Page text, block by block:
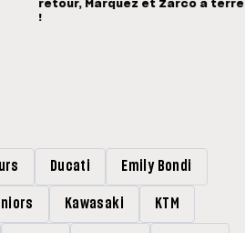
retour, Marquez et Zarco à terre
!
Ducati Emily Bondi
Kawasaki KTM